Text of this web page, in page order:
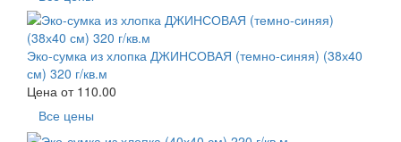
Эко-сумка из хлопка ДЖИНСОВАЯ (темно-синяя) (38х40
см) 320 г/кв.м
Цена от 110.00
Все цены